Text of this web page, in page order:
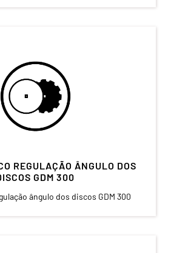
REGULAÇÃO ÂNGULO DOS
GDM 300
ângulo dos discos GDM 300